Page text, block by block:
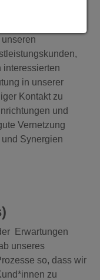
interessierten
in unserer
Kontakt zu
und
Vernetzung
Synergien
Erwartungen
unseres
so, dass wir
zu